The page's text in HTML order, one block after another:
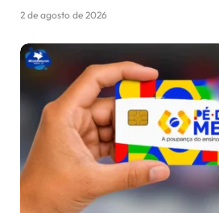
2 de agosto de 2026